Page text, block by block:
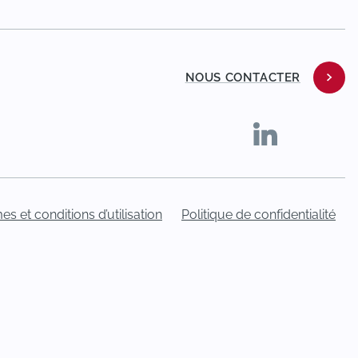
NOUS CONTACTER
et conditions d’utilisation Politique de confidentialité